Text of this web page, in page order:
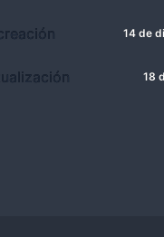
14 de
18